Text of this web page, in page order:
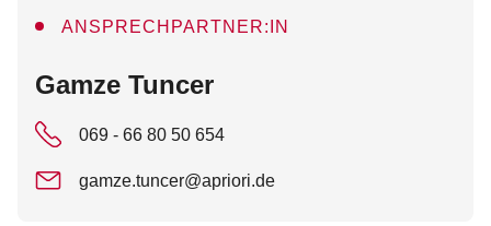
ANSPRECHPARTNER:IN
:
Gamze Tuncer
069 - 66 80 50 654
gamze.tuncer@apriori.de